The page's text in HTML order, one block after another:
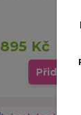
895 Kč
Přidat